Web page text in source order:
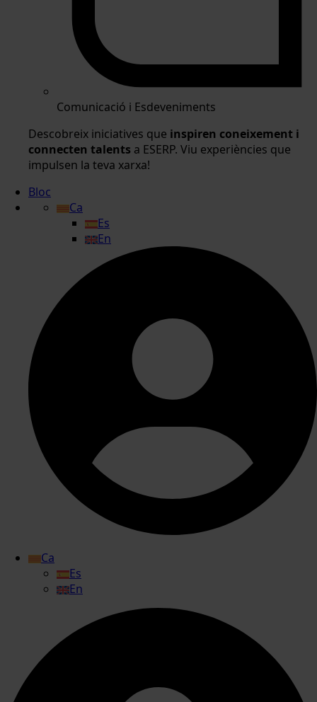
Comunicació i Esdeveniments
Descobreix iniciatives que inspiren coneixement i
connecten talents a ESERP. Viu experiències que
impulsen la teva xarxa!
Bloc
Ca
Es
En
Ca
Es
En